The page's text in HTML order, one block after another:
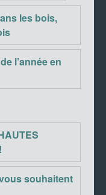
les bois,
l’année en
souhaitent